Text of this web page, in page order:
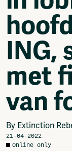
Podcasts
Network
Projects
Ventilator
Anderworld
Rad-Ish
Webdocu
Fragmenta
Vrij Beton
Vrije Ruimte
ING,
met
van
By Extinction
21-04-2022
Online only